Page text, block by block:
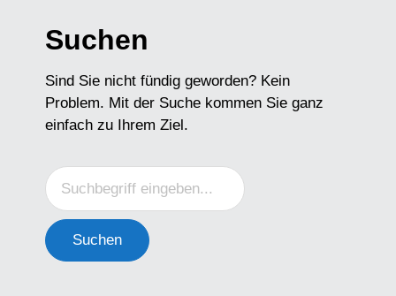
Suchen
Sind Sie nicht fündig geworden? Kein
Problem. Mit der Suche kommen Sie ganz
einfach zu Ihrem Ziel.
Suchen